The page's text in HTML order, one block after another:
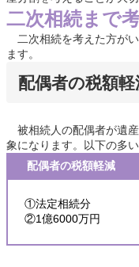
二次相続まで
二次相続を考えた方が
ます。
配偶者の税額軽
被相続人の配偶者が遺
象になります。以下の多
配偶者の税額軽減
①法定相続分
②1億6000万円